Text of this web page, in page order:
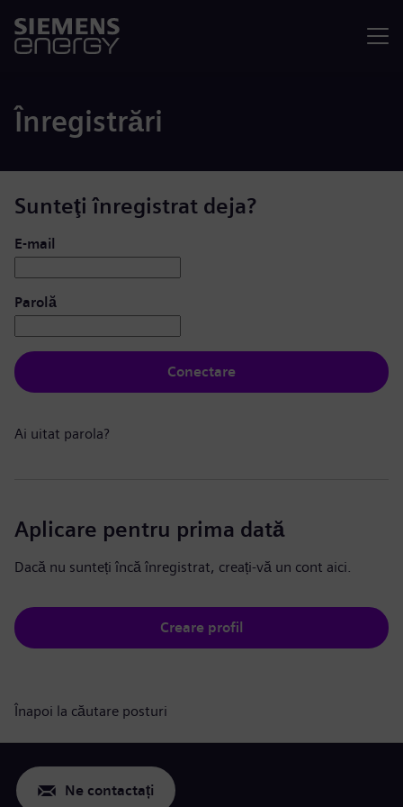
Înregistrări
Sunteţi înregistrat deja?
Conectare: utilizator și parolă
E-mail
Parolă
Conectare
Ai uitat parola?
Aplicare pentru prima dată
Dacă nu sunteți încă înregistrat, creați-vă un cont aici.
Creare profil
Înapoi la căutare posturi
Ne contactați